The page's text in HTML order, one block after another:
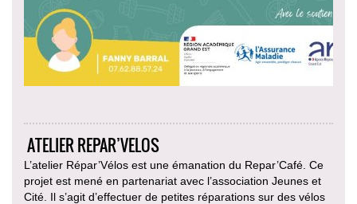
ATELIER REPAR’VELOS
L’atelier Répar’Vélos est une émanation du Repar’Café. Ce
projet est mené en partenariat avec l’association Jeunes et
Cité. Il s’agit d’effectuer de petites réparations sur des vélos